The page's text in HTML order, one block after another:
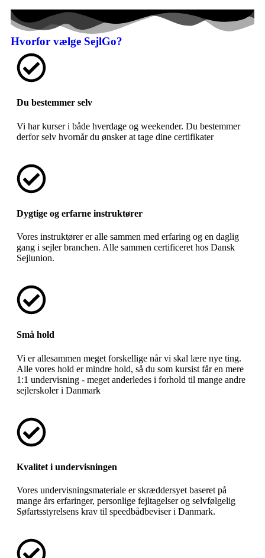
Hvorfor vælge SejlGo?
Du bestemmer selv
Vi har kurser i både hverdage og weekender. Du bestemmer
derfor selv hvornår du ønsker at tage dine certifikater
Dygtige og erfarne instruktører
Vores instruktører er alle sammen med erfaring og en daglig
gang i sejler branchen. Alle sammen certificeret hos Dansk
Sejlunion.
Små hold
Vi er allesammen meget forskellige når vi skal lære nye ting.
Alle vores hold er mindre hold, så du som kursist får en mere
1:1 undervisning - meget anderledes i forhold til mange andre
sejlerskoler i Danmark
Kvalitet i undervisningen
Vores undervisningsmateriale er skræddersyet baseret på
mange års erfaringer, personlige fejltagelser og selvfølgelig
Søfartsstyrelsens krav til speedbådbeviser i Danmark.